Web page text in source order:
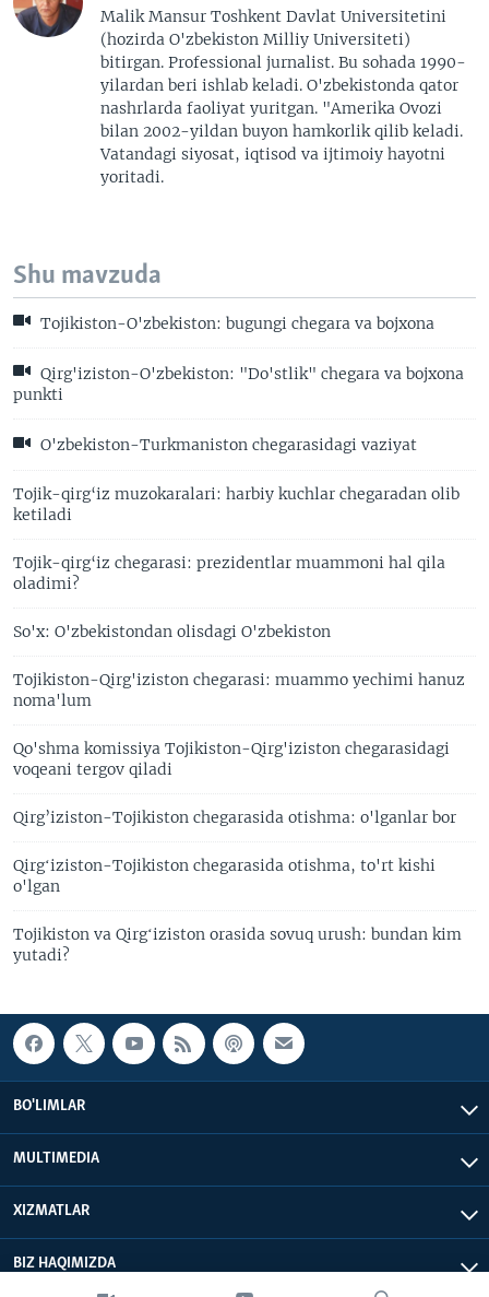
Malik Mansur Toshkent Davlat Universitetini
(hozirda O'zbekiston Milliy Universiteti)
bitirgan. Professional jurnalist. Bu sohada 1990-
yilardan beri ishlab keladi. O'zbekistonda qator
nashrlarda faoliyat yuritgan. "Amerika Ovozi
bilan 2002-yildan buyon hamkorlik qilib keladi.
Vatandagi siyosat, iqtisod va ijtimoiy hayotni
yoritadi.
Shu mavzuda
Tojikiston-O'zbekiston: bugungi chegara va bojxona
Qirg'iziston-O'zbekiston: "Do'stlik" chegara va bojxona
punkti
O'zbekiston-Turkmaniston chegarasidagi vaziyat
Tojik-qirg‘iz muzokaralari: harbiy kuchlar chegaradan olib
ketiladi
Tojik-qirg‘iz chegarasi: prezidentlar muammoni hal qila
oladimi?
So'x: O'zbekistondan olisdagi O'zbekiston
Tojikiston-Qirg'iziston chegarasi: muammo yechimi hanuz
noma'lum
Qo'shma komissiya Tojikiston-Qirg'iziston chegarasidagi
voqeani tergov qiladi
Qirg’iziston-Tojikiston chegarasida otishma: o'lganlar bor
Qirgʻiziston-Tojikiston chegarasida otishma, to'rt kishi
o'lgan
Tojikiston va Qirgʻiziston orasida sovuq urush: bundan kim
yutadi?
BO'LIMLAR
MULTIMEDIA
XIZMATLAR
BIZ HAQIMIZDA